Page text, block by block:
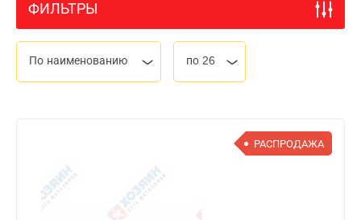
ФИЛЬТРЫ
По наименованию по 26
РАСПРОДАЖА